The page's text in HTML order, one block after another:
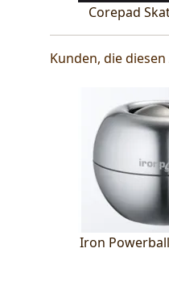
Corepad
Kunden, die
Iron